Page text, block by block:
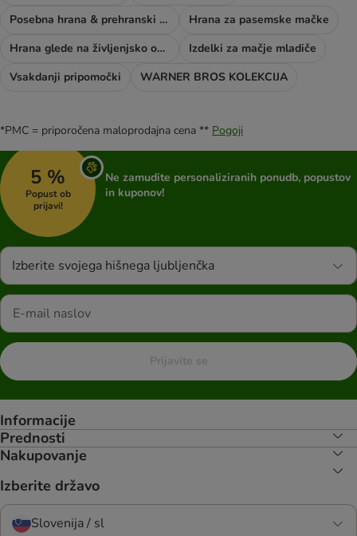
Posebna hrana & prehranski dodatki
Hrana za pasemske mačke
Hrana glede na življenjsko obdobje mačke
Izdelki za mačje mladiče
Vsakdanji pripomočki
WARNER BROS KOLEKCIJA
*PMC = priporočena maloprodajna cena ** Pogoji
5 %
Popust ob
prijavi!
Ne zamudite personaliziranih ponudb, popustov
in kuponov!
Izberite svojega hišnega ljubljenčka
Prijavite se
Informacije
Prednosti
Nakupovanje
Izberite državo
Slovenija / sl